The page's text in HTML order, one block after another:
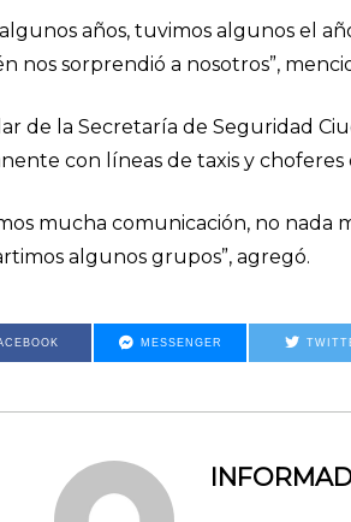
algunos años, tuvimos algunos el
nos sorprendió a nosotros”,
de la Secretaría de Seguridad
con líneas de taxis y choferes
mucha comunicación, no nada
algunos grupos”, agregó.
MESSENGER